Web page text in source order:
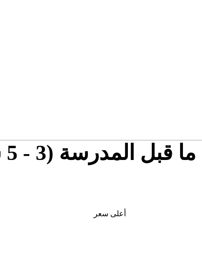
المدرسة (3 - 5 سنوات)
أعلى سعر